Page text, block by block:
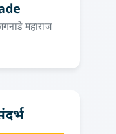
महाराज